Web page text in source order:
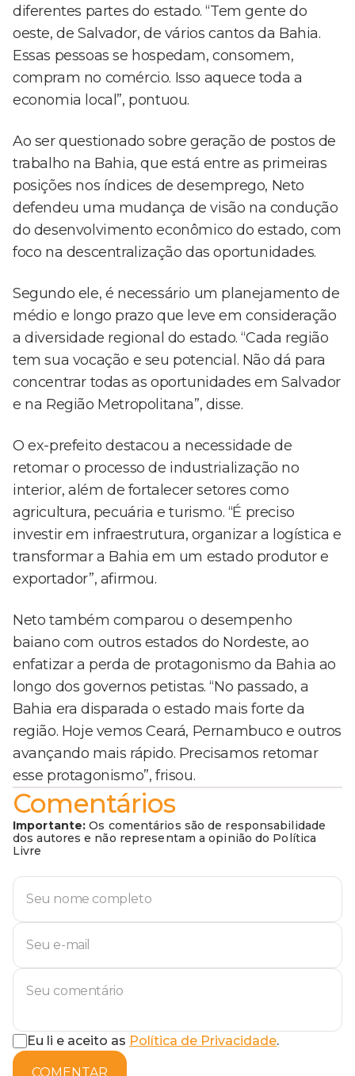
diferentes partes do estado. “Tem gente do
oeste, de Salvador, de vários cantos da Bahia.
Essas pessoas se hospedam, consomem,
compram no comércio. Isso aquece toda a
economia local”, pontuou.
Ao ser questionado sobre geração de postos de
trabalho na Bahia, que está entre as primeiras
posições nos índices de desemprego, Neto
defendeu uma mudança de visão na condução
do desenvolvimento econômico do estado, com
foco na descentralização das oportunidades.
Segundo ele, é necessário um planejamento de
médio e longo prazo que leve em consideração
a diversidade regional do estado. “Cada região
tem sua vocação e seu potencial. Não dá para
concentrar todas as oportunidades em Salvador
e na Região Metropolitana”, disse.
O ex-prefeito destacou a necessidade de
retomar o processo de industrialização no
interior, além de fortalecer setores como
agricultura, pecuária e turismo. “É preciso
investir em infraestrutura, organizar a logística e
transformar a Bahia em um estado produtor e
exportador”, afirmou.
Neto também comparou o desempenho
baiano com outros estados do Nordeste, ao
enfatizar a perda de protagonismo da Bahia ao
longo dos governos petistas. “No passado, a
Bahia era disparada o estado mais forte da
região. Hoje vemos Ceará, Pernambuco e outros
avançando mais rápido. Precisamos retomar
esse protagonismo”, frisou.
Comentários
Importante: Os comentários são de responsabilidade
dos autores e não representam a opinião do Política
Livre
Eu li e aceito as Política de Privacidade.
COMENTAR